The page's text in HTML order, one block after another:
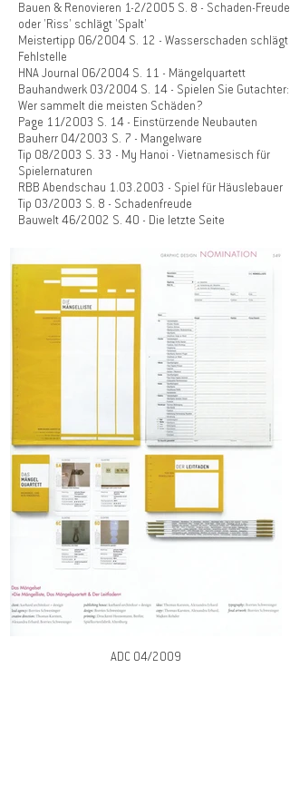
Bauen & Renovieren 1-2/2005 S. 8 - Schaden-Freude
oder 'Riss' schlägt 'Spalt'
Meistertipp 06/2004 S. 12 - Wasserschaden schlägt
Fehlstelle
HNA Journal 06/2004 S. 11 - Mängelquartett
Bauhandwerk 03/2004 S. 14 - Spielen Sie Gutachter:
Wer sammelt die meisten Schäden?
Page 11/2003 S. 14 - Einstürzende Neubauten
Bauherr 04/2003 S. 7 - Mangelware
Tip 08/2003 S. 33 - My Hanoi - Vietnamesisch für
Spielernaturen
RBB Abendschau 1.03.2003 - Spiel für Häuslebauer
Tip 03/2003 S. 8 - Schadenfreude
Bauwelt 46/2002 S. 40 - Die letzte Seite
ADC 04/2009